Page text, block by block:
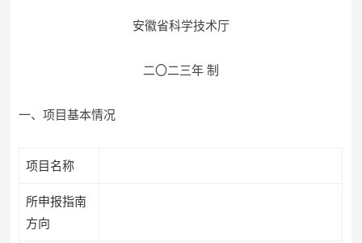
安徽省科学技术厅
二〇二三年 制
一、项目基本情况
项目名称
所申报指南
方向